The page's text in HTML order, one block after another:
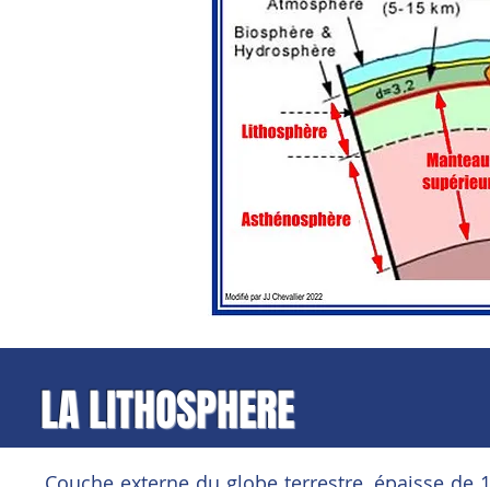
LA LITHOSPHERE